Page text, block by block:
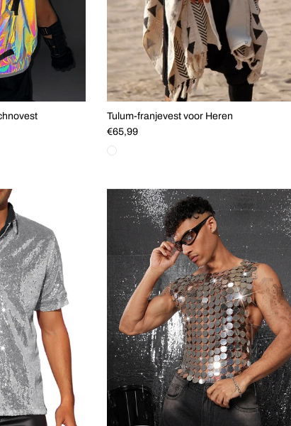
Tulum-franjevest voor Heren
Reguliere prijs
€65,99